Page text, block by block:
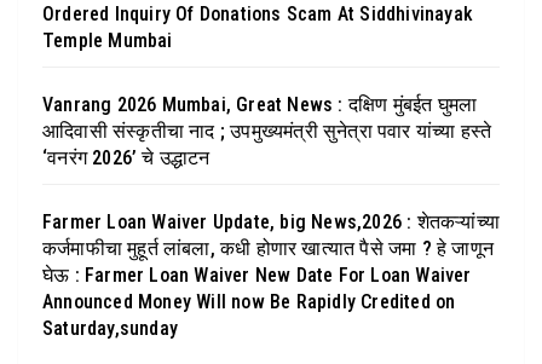
Ordered Inquiry Of Donations Scam At Siddhivinayak
Temple Mumbai
Vanrang 2026 Mumbai, Great News : दक्षिण मुंबईत घुमला
आदिवासी संस्कृतीचा नाद ; उपमुख्यमंत्री सुनेत्रा पवार यांच्या हस्ते
‘वनरंग 2026’ चे उद्धाटन
Farmer Loan Waiver Update, big News,2026 : शेतकऱ्यांच्या
कर्जमाफीचा मुहूर्त लांबला, कधी होणार खात्यात पैसे जमा ? हे जाणून
घेऊ : Farmer Loan Waiver New Date For Loan Waiver
Announced Money Will now Be Rapidly Credited on
Saturday,sunday